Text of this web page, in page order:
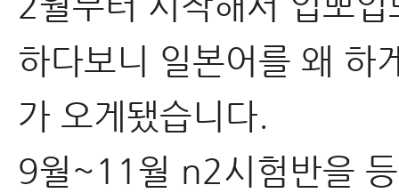
하다보니 일본어를 왜 하
가 오게됐습니다.
9월~11월 n2시험반을